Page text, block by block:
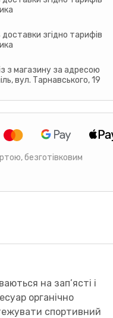
доставки згідно тарифів
з магазину за адресою
вул. Тарнавського, 19
безготівковим
на зап’ясті і
органічно
спортивний